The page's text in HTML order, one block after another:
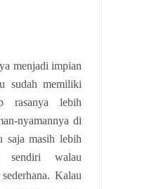
menjadi impian
sudah memiliki
rasanya lebih
nyamannya di
saja masih lebih
walau
Kalau